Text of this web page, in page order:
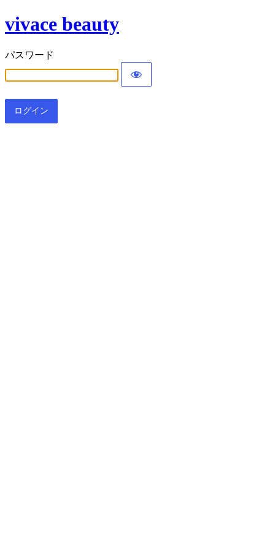
vivace beauty
パスワード